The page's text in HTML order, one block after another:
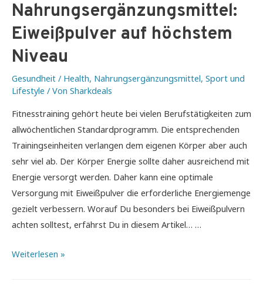
Nahrungsergänzungsmittel:
Eiweißpulver auf höchstem
Niveau
Gesundheit / Health, Nahrungsergänzungsmittel, Sport und
Lifestyle / Von Sharkdeals
Fitnesstraining gehört heute bei vielen Berufstätigkeiten zum
allwöchentlichen Standardprogramm. Die entsprechenden
Trainingseinheiten verlangen dem eigenen Körper aber auch
sehr viel ab. Der Körper Energie sollte daher ausreichend mit
Energie versorgt werden. Daher kann eine optimale
Versorgung mit Eiweißpulver die erforderliche Energiemenge
gezielt verbessern. Worauf Du besonders bei Eiweißpulvern
achten solltest, erfährst Du in diesem Artikel… …
Nahrungsergänzungsmittel:
Weiterlesen »